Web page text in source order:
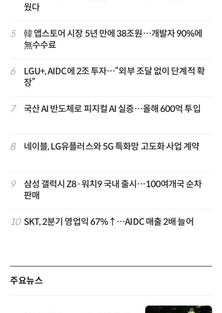
웠다
5
韓 앱스토어 시장 5년 만에 38조원…개발자 90%에
無수수료
6
LGU+, AIDC에 2조 투자…“외부 조달 없이 단계적 확
장”
7 국산 AI 반도체로 피지컬 AI 실증…올해 600억 투입
8 네이블, LG유플러스와 5G 특화망 고도화 사업 계약
9
삼성 갤럭시 Z8·워치9 국내 출시…100여개국 순차
판매
10 SKT, 2분기 영업익 67%↑…AIDC 매출 2배 늘어
주요뉴스